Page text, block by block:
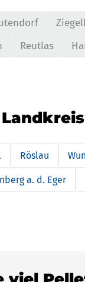
Reutlas
Röslau
a. d. Eger